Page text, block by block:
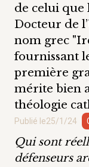
de celui que
Docteur de
nom grec
fournissant
première
mérite bien
théologie
Publié le25/1/24
Qui sont
défenseurs